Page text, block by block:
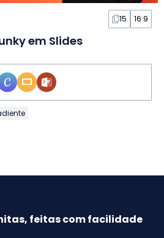
15 16:9
em Slides
feitas com facilidade